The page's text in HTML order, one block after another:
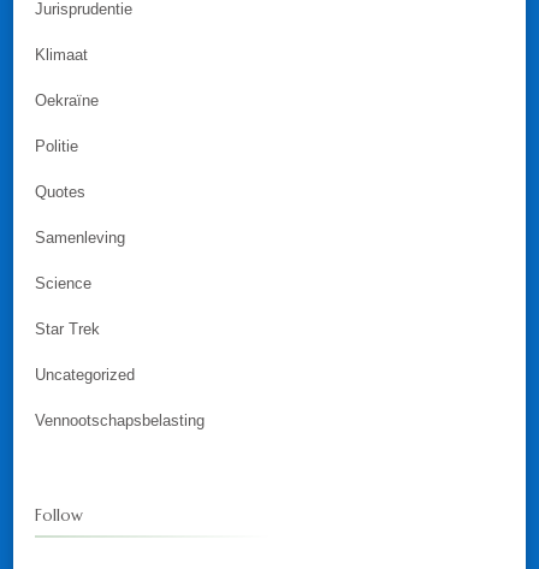
Jurisprudentie
Klimaat
Oekraïne
Politie
Quotes
Samenleving
Science
Star Trek
Uncategorized
Vennootschapsbelasting
Follow